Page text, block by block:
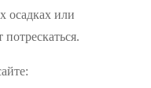
осадках или